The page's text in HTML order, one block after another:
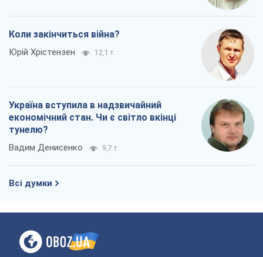
Коли закінчиться війна?
Юрій Хрістензен 12,1 т.
Україна вступила в надзвичайний
економічний стан. Чи є світло вкінці
тунелю?
Вадим Денисенко 9,7 т.
Всі думки